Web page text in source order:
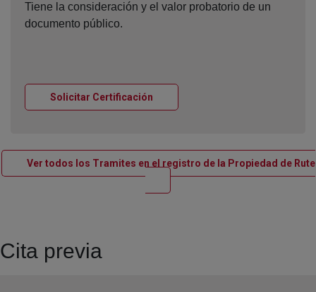
Tiene la consideración y el valor probatorio de un
documento público.
Solicitar Certificación
Ver todos los Tramites en el registro de la Propiedad de Rute
Ventana nueva
Cita previa